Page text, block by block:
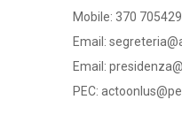
Mobile: 370
Email:
Email:
PEC: